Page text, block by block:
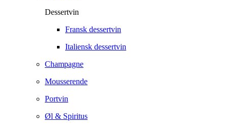
Dessertvin
Fransk dessertvin
Italiensk dessertvin
Champagne
Mousserende
Portvin
Øl & Spiritus